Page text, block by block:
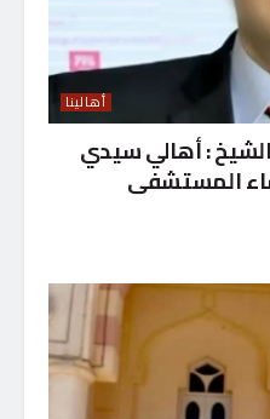
أهالينا
: أهالي سيدي
المستشفى